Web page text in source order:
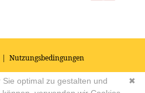
| Nutzungsbedingungen
|AGB's| Yoga Vidya Community -
und Ayurveda Powered by
✖
optimal zu gestalten und